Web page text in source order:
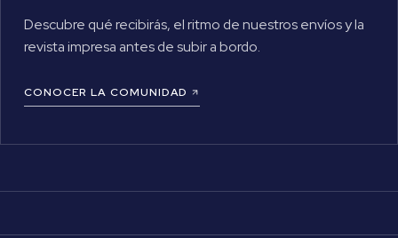
Descubre qué recibirás, el ritmo de nuestros envíos y la
revista impresa antes de subir a bordo.
CONOCER LA COMUNIDAD